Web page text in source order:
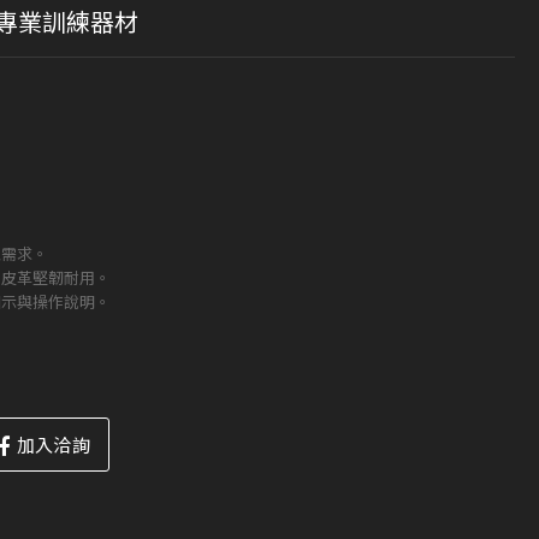
業訓練器材
求。
革堅韌耐用。
與操作說明。
加入洽詢